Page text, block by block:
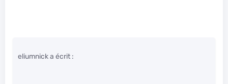
eliumnick a écrit :